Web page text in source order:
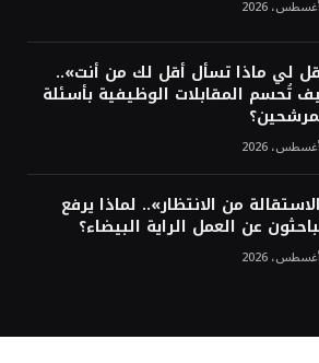
لي ماذا تسأل أقل لك من أنت»..
تُحسم المقابلات الوظيفية بأسئلة
من الانتظار».. لماذا يرفع
عن العمل الراية البيضاء؟